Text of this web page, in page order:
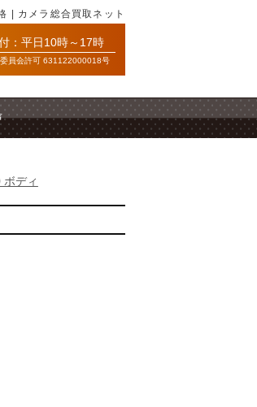
| カメラ総合買取ネット
：平日10時～17時
員会許可 631122000018号
ボディ